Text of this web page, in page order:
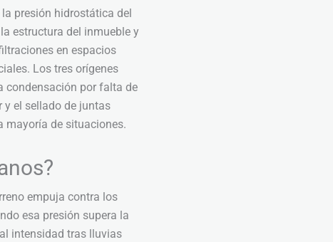
presión hidrostática del
estructura del inmueble y
en espacios
Los tres orígenes
condensación por falta de
y el sellado de juntas
mayoría de situaciones.
empuja contra los
esa presión supera la
intensidad tras lluvias